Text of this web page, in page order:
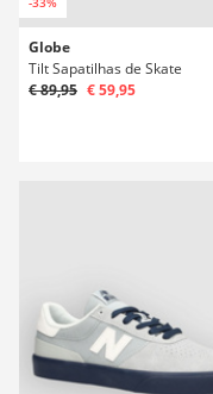
Globe
Tilt Sapatilhas de Skate
€ 89,95 € 59,95